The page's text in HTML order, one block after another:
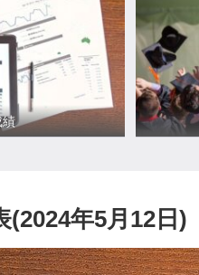
績
(2024年5月12日)